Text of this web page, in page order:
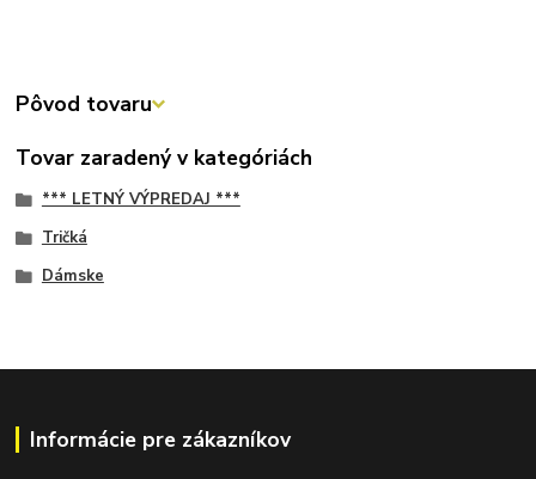
Pôvod tovaru
Tovar zaradený v kategóriách
*** LETNÝ VÝPREDAJ ***
Tričká
Dámske
Informácie pre zákazníkov